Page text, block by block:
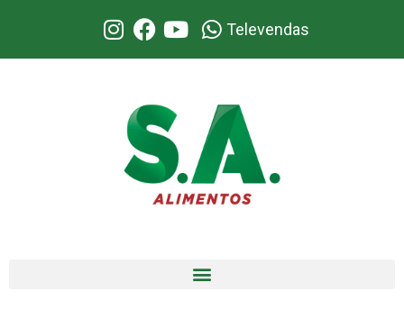
Televendas